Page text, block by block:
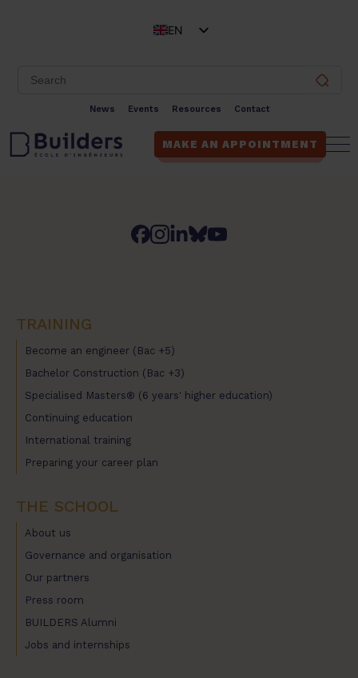
EN
News Events Resources Contact
MAKE AN APPOINTMENT
TRAINING
Become an engineer (Bac +5)
Bachelor Construction (Bac +3)
Specialised Masters® (6 years' higher education)
Continuing education
International training
Preparing your career plan
THE SCHOOL
About us
Governance and organisation
Our partners
Press room
BUILDERS Alumni
Jobs and internships